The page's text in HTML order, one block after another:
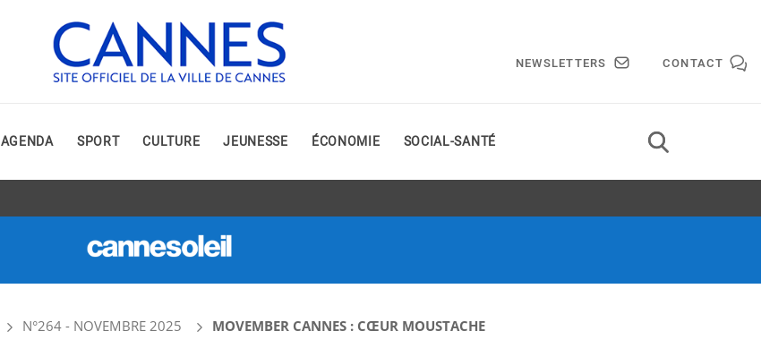
NEWSLETTERS CONTACT
AGENDA SPORT CULTURE JEUNESSE ÉCONOMIE SOCIAL-SANTÉ
N°264 - NOVEMBRE 2025 MOVEMBER CANNES : CŒUR MOUSTACHE